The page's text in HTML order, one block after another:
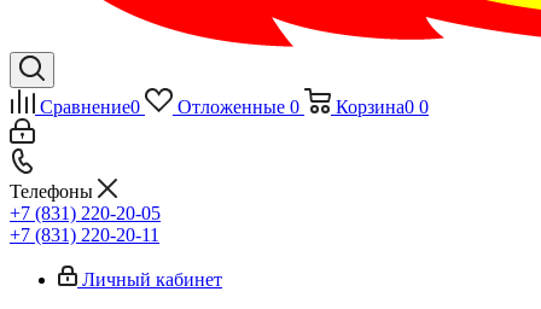
Сравнение0 Отложенные 0 Корзина0 0
Телефоны
+7 (831) 220-20-05
+7 (831) 220-20-11
Личный кабинет